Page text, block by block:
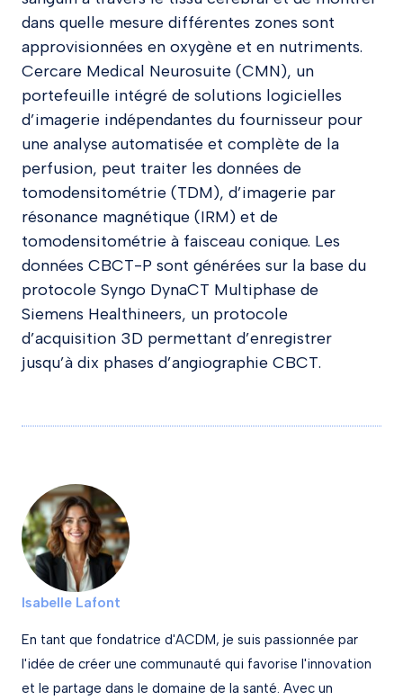
dans quelle mesure différentes zones sont
approvisionnées en oxygène et en nutriments.
Cercare Medical Neurosuite (CMN), un
portefeuille intégré de solutions logicielles
d’imagerie indépendantes du fournisseur pour
une analyse automatisée et complète de la
perfusion, peut traiter les données de
tomodensitométrie (TDM), d’imagerie par
résonance magnétique (IRM) et de
tomodensitométrie à faisceau conique. Les
données CBCT-P sont générées sur la base du
protocole Syngo DynaCT Multiphase de
Siemens Healthineers, un protocole
d’acquisition 3D permettant d’enregistrer
jusqu’à dix phases d’angiographie CBCT.
Isabelle Lafont
En tant que fondatrice d'ACDM, je suis passionnée par
l'idée de créer une communauté qui favorise l'innovation
et le partage dans le domaine de la santé. Avec un